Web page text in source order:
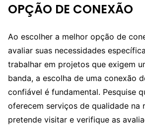
OPÇÃO DE CONEXÃO
Ao escolher a melhor opção de
avaliar suas necessidades
trabalhar em projetos que exigem
banda, a escolha de uma conexão
confiável é fundamental. Pesquise
oferecem serviços de qualidade na
pretende visitar e verifique as